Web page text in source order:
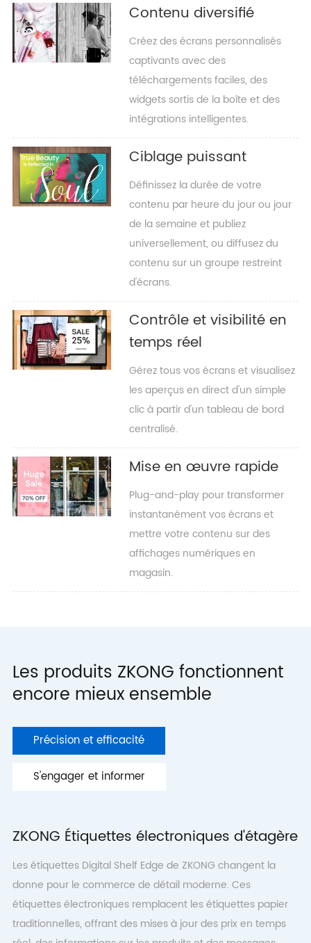
Contenu diversifié
Créez des écrans personnalisés
captivants avec des
téléchargements faciles, des
widgets sortis de la boîte et des
intégrations intelligentes.
Ciblage puissant
Définissez la durée de votre
contenu par heure du jour ou jour
de la semaine et publiez
universellement, ou diffusez du
contenu sur un groupe restreint
d'écrans.
Contrôle et visibilité en
temps réel
Gérez tous vos écrans et visualisez
les aperçus en direct d'un simple
clic à partir d'un tableau de bord
centralisé.
Mise en œuvre rapide
Plug-and-play pour transformer
instantanément vos écrans et
mettre votre contenu sur des
affichages numériques en
magasin.
Les produits ZKONG fonctionnent
encore mieux ensemble
Précision et efficacité
S'engager et informer
ZKONG Étiquettes électroniques d'étagère
Les étiquettes Digital Shelf Edge de ZKONG changent la
donne pour le commerce de détail moderne. Ces
étiquettes électroniques remplacent les étiquettes papier
traditionnelles, offrant des mises à jour des prix en temps